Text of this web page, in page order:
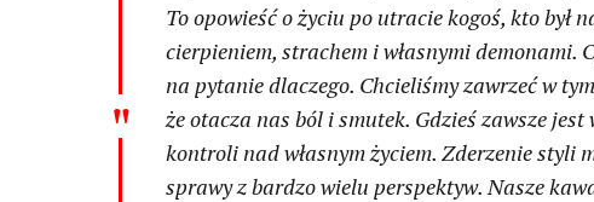
To opowieść o życiu po utracie kogoś, kto był
cierpieniem, strachem i własnymi demonami.
na pytanie dlaczego. Chcieliśmy zawrzeć w
że otacza nas ból i smutek. Gdzieś zawsze
kontroli nad własnym życiem. Zderzenie styli
sprawy z bardzo wielu perspektyw. Nasze